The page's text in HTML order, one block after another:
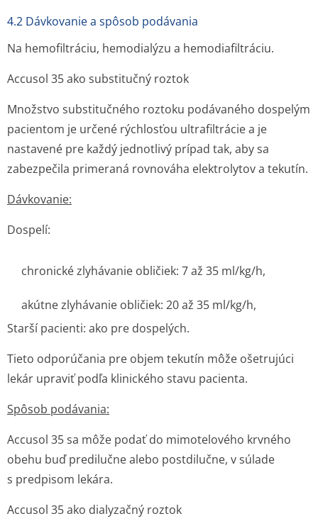
4.2 Dávkovanie a spôsob podávania
Na hemofiltráciu, hemodialýzu a hemodiafiltráciu.
Accusol 35 ako substitučný roztok
Množstvo substitučného roztoku podávaného dospelým
pacientom je určené rýchlosťou ultrafiltrácie a je
nastavené pre každý jednotlivý prípad tak, aby sa
zabezpečila primeraná rovnováha elektrolytov a tekutín.
Dávkovanie:
Dospelí:
chronické zlyhávanie obličiek: 7 až 35 ml/kg/h,
akútne zlyhávanie obličiek: 20 až 35 ml/kg/h,
Starší pacienti: ako pre dospelých.
Tieto odporúčania pre objem tekutín môže ošetrujúci
lekár upraviť podľa klinického stavu pacienta.
Spôsob podávania:
Accusol 35 sa môže podať do mimotelového krvného
obehu buď predilučne alebo postdilučne, v súlade
s predpisom lekára.
Accusol 35 ako dialyzačný roztok